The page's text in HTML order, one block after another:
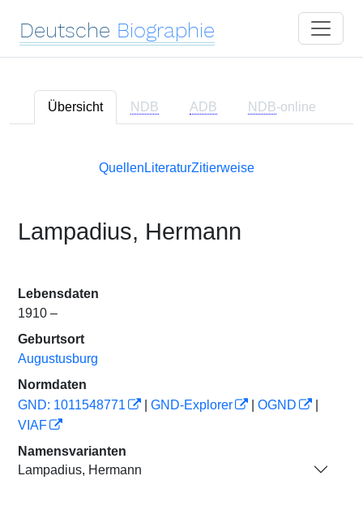
Deutsche Biographie
Übersicht NDB ADB NDB-online
Quellen LiteraturZitierweise
Lampadius, Hermann
Lebensdaten
1910 –
Geburtsort
Augustusburg
Normdaten
GND: 1011548771
GND-Explorer OGND
VIAF
Namensvarianten
Lampadius, Hermann